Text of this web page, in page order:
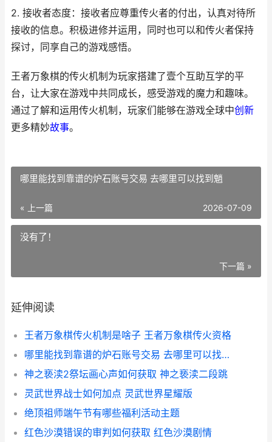
2. 接收者态度：接收者应尊重传火者的付出，认真对待所
接收的信息。积极进修并运用，同时也可以和传火者保持
探讨，同享自己的游戏感悟。
王者万象棋的传火机制为玩家搭建了壹个互助互学的平
台，让大家在游戏中共同成长，感受游戏的魔力和趣味。
通过了解和运用传火机制，玩家们能够在游戏全球中创新
更多精妙故事。
哪里能找到靠谱的炉石账号交易 去哪里可以找到魈
« 上一篇 2026-07-09
没有了！
下一篇 »
延伸阅读
王者万象棋传火机制是啥子 王者万象棋传火资格
哪里能找到靠谱的炉石账号交易 去哪里可以找到魈
神之亵渎2祭坛画心声如何获取 神之亵渎二段跳
灵武世界战士如何加点 灵武世界星耀版
绝顶祖师端午节有哪些福利活动主题
红色沙漠错误的审判如何获取 红色沙漠剧情